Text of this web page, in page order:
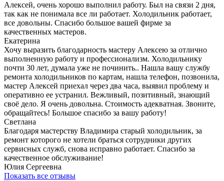
Алексей, очень хорошо выполнил работу. Был на связи 2 дня,
так как не понимала все ли работает. Холодильник работает,
все довольны. Спасибо большое вашей фирме за
качественных мастеров.
Екатерина
Хочу выразить благодарность мастеру Алексею за отлично
выполненную работу и профессионализм. Холодильнику
почти 30 лет, думала уже не починить.. Нашла вашу службу
ремонта холодильников по картам, нашла телефон, позвонила,
мастер Алексей приехал через два часа, выявил проблему и
оперативно ее устранил. Вежливый, позитивный, знающий
своё дело. Я очень довольна. Стоимость адекватная. Звоните,
обращайтесь! Большое спасибо за вашу работу!
Светлана
Благодаря мастерству Владимира старый холодильник, за
ремонт которого не хотели браться сотрудники других
сервисных служб, снова исправно работает. Спасибо за
качественное обслуживание!
Юлия Сергеевна
Показать все отзывы